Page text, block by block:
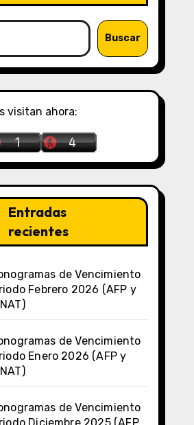
Buscar
visitan ahora:
Entradas
recientes
de Vencimiento
Febrero 2026 (AFP y
de Vencimiento
Enero 2026 (AFP y
de Vencimiento